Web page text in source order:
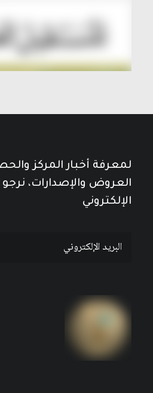
لمعرفة أخبار المركز
العروض والإصدارات، نرجو
الإلكتروني